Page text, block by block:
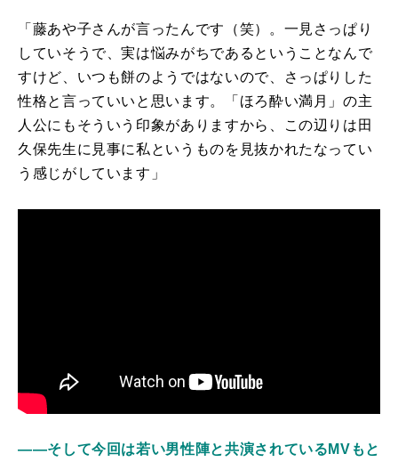
「藤あや子さんが言ったんです（笑）。一見さっぱり
していそうで、実は悩みがちであるということなんで
すけど、いつも餅のようではないので、さっぱりした
性格と言っていいと思います。「ほろ酔い満月」の主
人公にもそういう印象がありますから、この辺りは田
久保先生に見事に私というものを見抜かれたなってい
う感じがしています」
――そして今回は若い男性陣と共演されているMVもと